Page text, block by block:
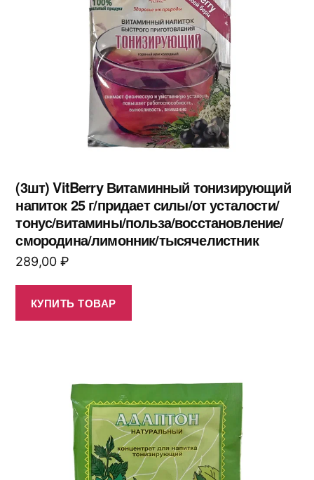
(3шт) VitBerry Витаминный тонизирующий
напиток 25 г/придает силы/от усталости/
тонус/витамины/польза/восстановление/
смородина/лимонник/тысячелистник
289,00 ₽
КУПИТЬ ТОВАР